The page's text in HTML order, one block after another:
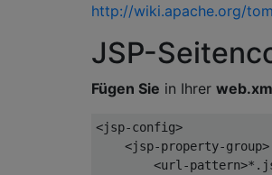
http://wiki.apache.org/
JSP-
Fügen Sie in Ihrer
<jsp-config>
<jsp-property-group>
<url-pattern>